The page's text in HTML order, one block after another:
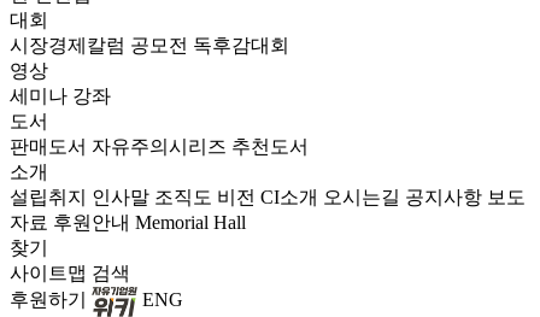
대회
시장경제칼럼 공모전 독후감대회
영상
세미나 강좌
도서
판매도서 자유주의시리즈 추천도서
소개
설립취지 인사말 조직도 비전 CI소개 오시는길 공지사항 보도
자료 후원안내 Memorial Hall
찾기
사이트맵 검색
후원하기
ENG